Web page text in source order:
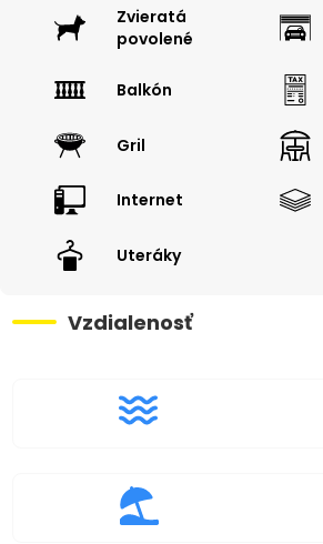
Zvieratá
povolené
Balkón
Gril
Internet
Uteráky
Vzdialenosť